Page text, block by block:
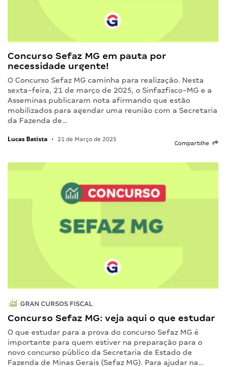
Concurso Sefaz MG em pauta por
necessidade urgente!
O Concurso Sefaz MG caminha para realização. Nesta
sexta-feira, 21 de março de 2025, o Sinfazfisco-MG e a
Asseminas publicaram nota afirmando que estão
mobilizados para agendar uma reunião com a Secretaria
da Fazenda de…
Lucas Batista • 21 de Março de 2025
Compartilhe
GRAN CURSOS FISCAL
Concurso Sefaz MG: veja aqui o que estudar
O que estudar para a prova do concurso Sefaz MG é
importante para quem estiver na preparação para o
novo concurso público da Secretaria de Estado de
Fazenda de Minas Gerais (Sefaz MG). Para ajudar na…